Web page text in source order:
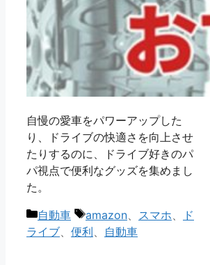
自慢の愛車をパワーアップした
り、ドライブの快適さを向上させ
たりするのに、ドライブ好きのパ
パ視点で便利なグッズを集めまし
た。
カ
テ
自動車
タ
グ
amazon スマホ
ド
ライブ
便利 自動車